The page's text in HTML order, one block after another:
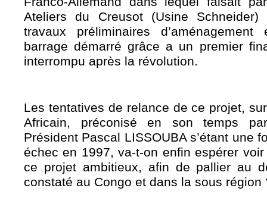
Ateliers du Creusot (Usine
travaux préliminaires
barrage démarré grâce a un premier
interrompu après la révolution.
Les tentatives de relance de ce projet,
Africain, préconisé en son temps
Président Pascal LISSOUBA s’étant une
échec en 1997, va-t-on enfin espérer
ce projet ambitieux, afin de pallier au
constaté au Congo et dans la sous région